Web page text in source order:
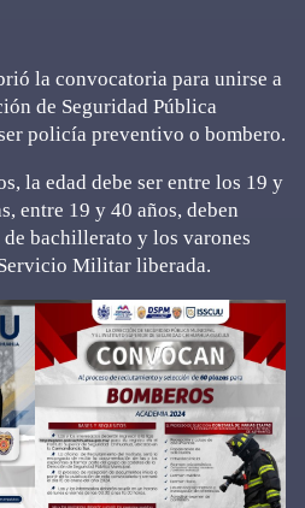
la convocatoria para unirse a
de Seguridad Pública
policía preventivo o bombero.
la edad debe ser entre los 19 y
entre 19 y 40 años, deben
bachillerato y los varones
Militar liberada.